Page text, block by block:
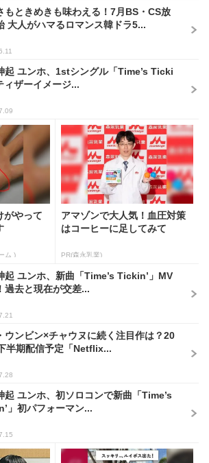
もときめきも味わえる！7月BS・CS放
大人がハマるロマンス韓ドラ5...
起 ユンホ、1stシングル「Time’s Ticki
ィザーイメージ...
がやって
ム )
アマゾンで大人気！血圧対策
はコーヒーに足してみて
PR(森永乳業)
起 ユンホ、新曲「Time’s Tickin’」MV
過去と現在が交差...
ウンビン×チャウヌに続く注目作は？20
半期配信予定「Netflix...
起 ユンホ、初ソロコンで新曲「Time’s
」初パフォーマン...